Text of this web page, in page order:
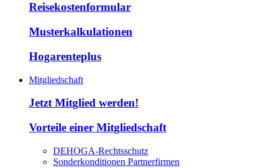
Reisekostenformular
Musterkalkulationen
Hogarenteplus
Mitgliedschaft
Jetzt Mitglied werden!
Vorteile einer Mitgliedschaft
DEHOGA-Rechtsschutz
Sonderkonditionen Partnerfirmen